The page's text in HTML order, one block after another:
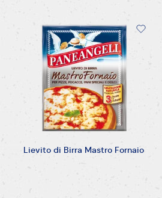
Lievito di Birra Mastro Fornaio